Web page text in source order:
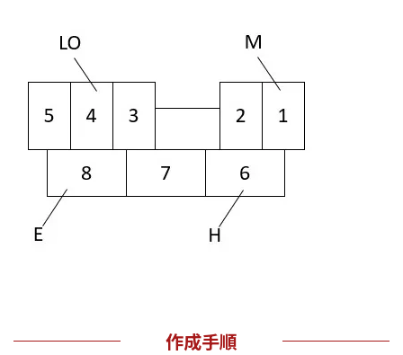
作成手順